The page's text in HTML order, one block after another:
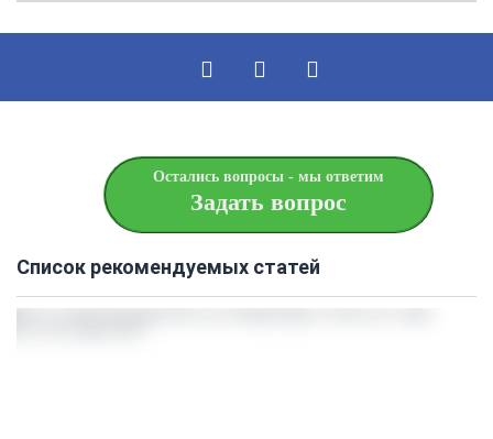
Остались вопросы - мы ответим
Задать вопрос
Список рекомендуемых статей